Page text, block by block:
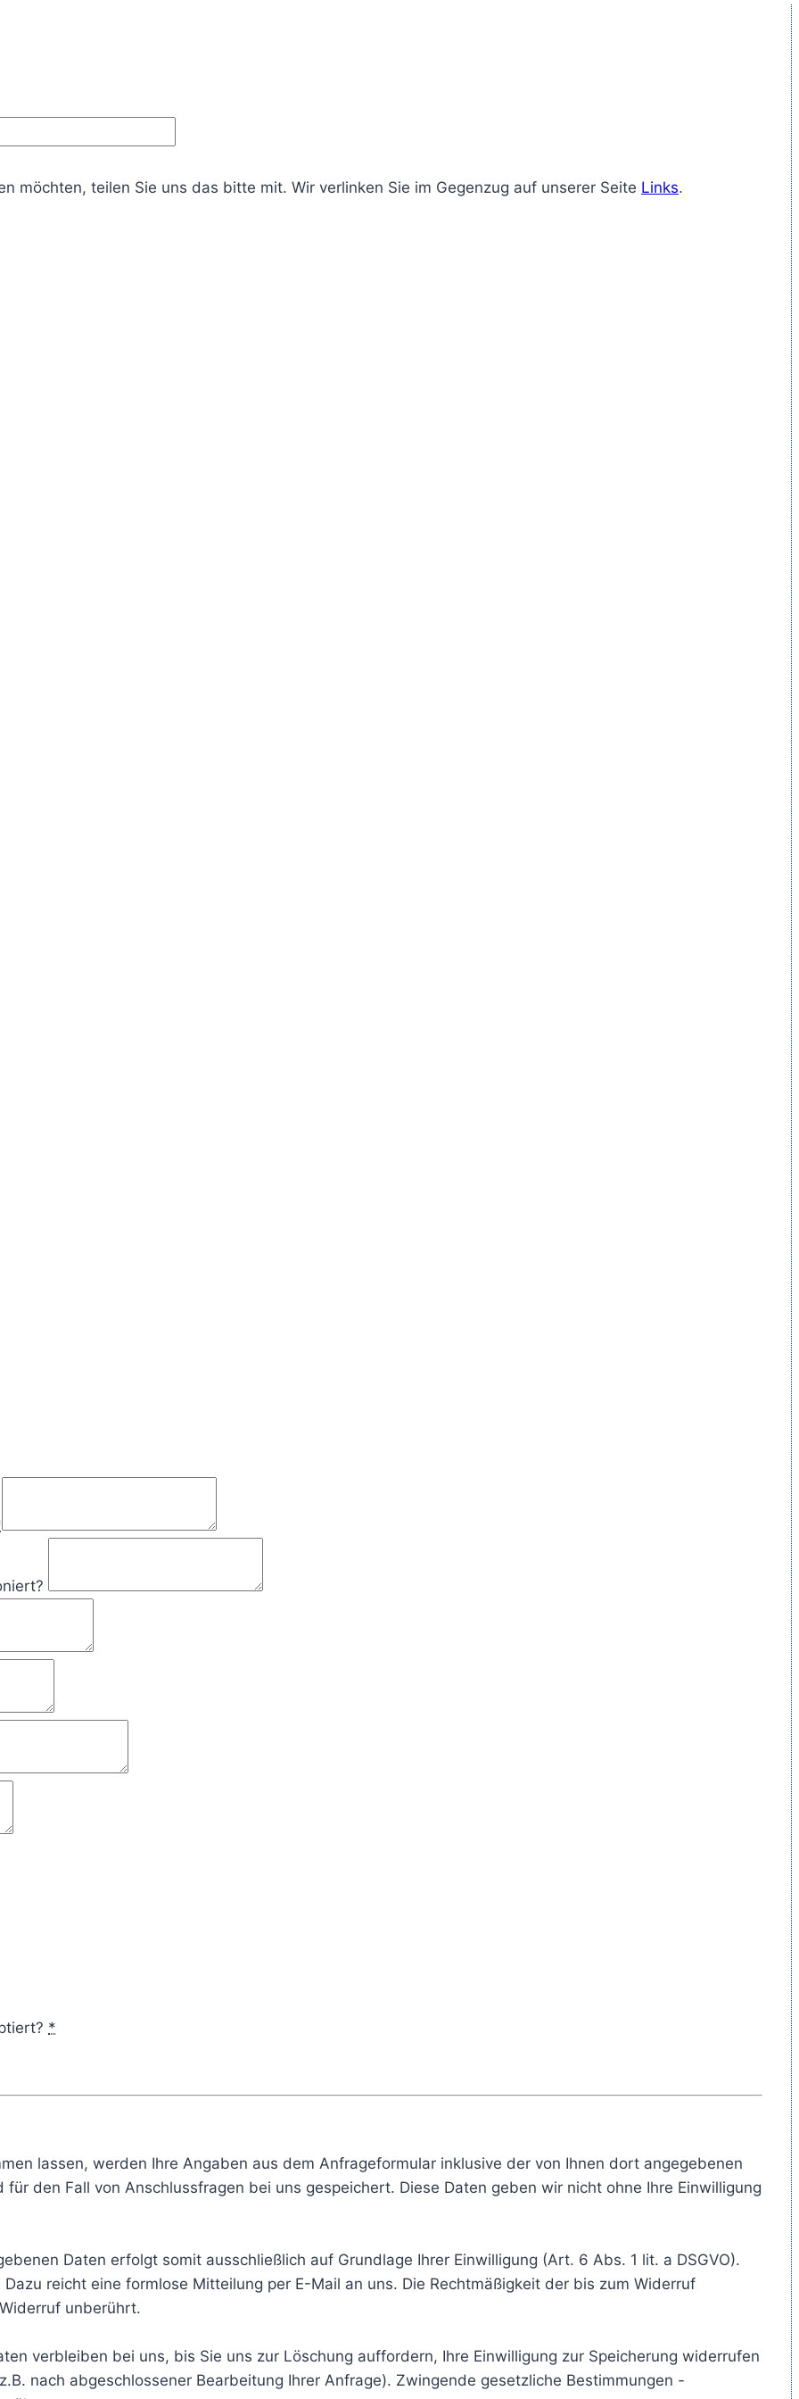
möchten, teilen Sie uns das bitte mit. Wir verlinken Sie im Gegenzug auf unserer Seite Links.
*
lassen, werden Ihre Angaben aus dem Anfrageformular inklusive der von Ihnen dort angegebenen
den Fall von Anschlussfragen bei uns gespeichert. Diese Daten geben wir nicht ohne Ihre Einwilligung
Daten erfolgt somit ausschließlich auf Grundlage Ihrer Einwilligung (Art. 6 Abs. 1 lit. a DSGVO).
reicht eine formlose Mitteilung per E-Mail an uns. Die Rechtmäßigkeit der bis zum Widerruf
unberührt.
verbleiben bei uns, bis Sie uns zur Löschung auffordern, Ihre Einwilligung zur Speicherung widerrufen
nach abgeschlossener Bearbeitung Ihrer Anfrage). Zwingende gesetzliche Bestimmungen -